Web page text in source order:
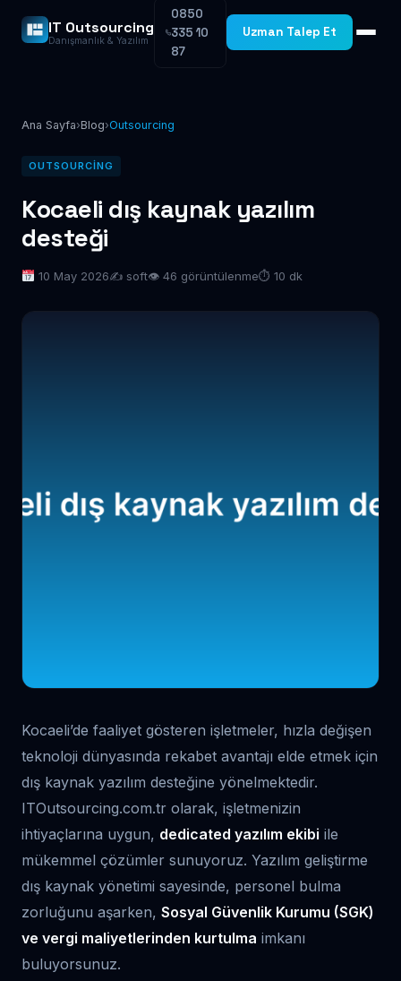
IT Outsourcing
Danışmanlık & Yazılım
0850
335 10
87
Uzman Talep Et
Ana Sayfa›Blog›Outsourcing
OUTSOURCING
Kocaeli dış kaynak yazılım
desteği
10 May 2026✍️ soft👁 46 görüntülenme⏱ 10 dk
Kocaeli’de faaliyet gösteren işletmeler, hızla değişen
teknoloji dünyasında rekabet avantajı elde etmek için
dış kaynak yazılım desteğine yönelmektedir.
ITOutsourcing.com.tr olarak, işletmenizin
ihtiyaçlarına uygun, dedicated yazılım ekibi ile
mükemmel çözümler sunuyoruz. Yazılım geliştirme
dış kaynak yönetimi sayesinde, personel bulma
zorluğunu aşarken, Sosyal Güvenlik Kurumu (SGK)
ve vergi maliyetlerinden kurtulma imkanı
buluyorsunuz.